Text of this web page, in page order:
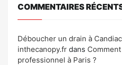
COMMENTAIRES
Déboucher un drain à
inthecanopy.fr dans
professionnel à Paris ?